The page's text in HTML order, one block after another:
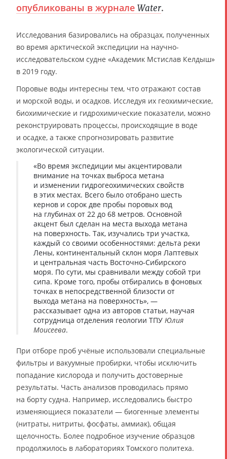
опубликованы в журнале Water.
Исследования базировались на образцах, полученных
во время арктической экспедиции на научно-
исследовательском судне «Академик Мстислав Келдыш»
в 2019 году.
Поровые воды интересны тем, что отражают состав
и морской воды, и осадков. Исследуя их геохимические,
биохимические и гидрохимические показатели, можно
реконструировать процессы, происходящие в воде
и осадке, а также спрогнозировать развитие
экологической ситуации.
«Во время экспедиции мы акцентировали
внимание на точках выброса метана
и изменении гидрогеохимических свойств
в этих местах. Всего было отобрано шесть
кернов и сорок две пробы поровых вод
на глубинах от 22 до 68 метров. Основной
акцент был сделан на места выхода метана
на поверхность. Так, изучались три участка,
каждый со своими особенностями: дельта реки
Лены, континентальный склон моря Лаптевых
и центральная часть Восточно-Сибирского
моря. По сути, мы сравнивали между собой три
сипа. Кроме того, пробы отбирались в фоновых
точках в непосредственной близости от
выхода метана на поверхность», —
рассказывает одна из авторов статьи, научая
сотрудница отделения геологии ТПУ Юлия
Моисеева.
При отборе проб учёные использовали специальные
фильтры и вакуумные пробирки, чтобы исключить
попадание кислорода и получить достоверные
результаты. Часть анализов проводилась прямо
на борту судна. Например, исследовались быстро
изменяющиеся показатели — биогенные элементы
(нитраты, нитриты, фосфаты, аммиак), общая
щелочность. Более подробное изучение образцов
продолжилось в лабораториях Томского политеха.